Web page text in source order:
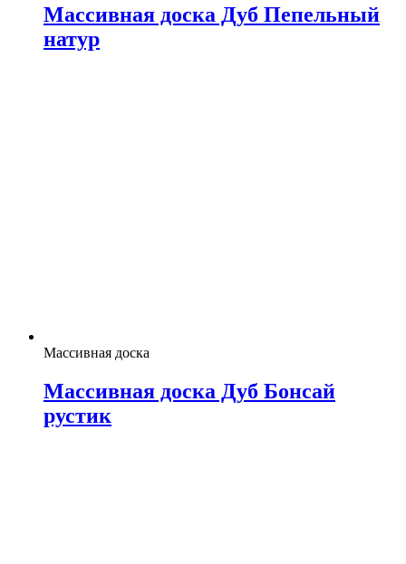
Массивная доска Дуб Пепельный
натур
Массивная доска
Массивная доска Дуб Бонсай
рустик